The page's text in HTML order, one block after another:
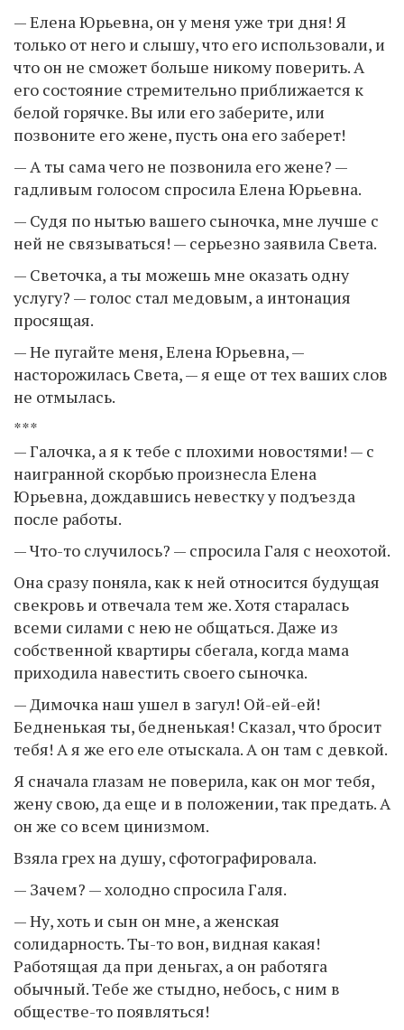
— Елена Юрьевна, он у меня уже три дня! Я
только от него и слышу, что его использовали, и
что он не сможет больше никому поверить. А
его состояние стремительно приближается к
белой горячке. Вы или его заберите, или
позвоните его жене, пусть она его заберет!
— А ты сама чего не позвонила его жене? —
гадливым голосом спросила Елена Юрьевна.
— Судя по нытью вашего сыночка, мне лучше с
ней не связываться! — серьезно заявила Света.
— Светочка, а ты можешь мне оказать одну
услугу? — голос стал медовым, а интонация
просящая.
— Не пугайте меня, Елена Юрьевна, —
насторожилась Света, — я еще от тех ваших слов
не отмылась.
***
— Галочка, а я к тебе с плохими новостями! — с
наигранной скорбью произнесла Елена
Юрьевна, дождавшись невестку у подъезда
после работы.
— Что-то случилось? — спросила Галя с неохотой.
Она сразу поняла, как к ней относится будущая
свекровь и отвечала тем же. Хотя старалась
всеми силами с нею не общаться. Даже из
собственной квартиры сбегала, когда мама
приходила навестить своего сыночка.
— Димочка наш ушел в загул! Ой-ей-ей!
Бедненькая ты, бедненькая! Сказал, что бросит
тебя! А я же его еле отыскала. А он там с девкой.
Я сначала глазам не поверила, как он мог тебя,
жену свою, да еще и в положении, так предать. А
он же со всем цинизмом.
Взяла грех на душу, сфотографировала.
— Зачем? — холодно спросила Галя.
— Ну, хоть и сын он мне, а женская
солидарность. Ты-то вон, видная какая!
Работящая да при деньгах, а он работяга
обычный. Тебе же стыдно, небось, с ним в
обществе-то появляться!